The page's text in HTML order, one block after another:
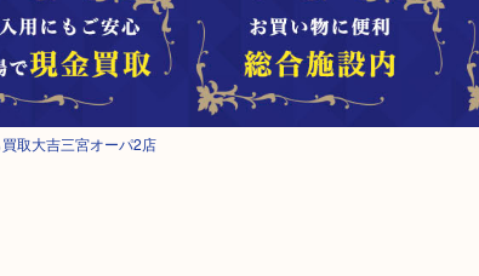
取大吉三宮オーパ2店